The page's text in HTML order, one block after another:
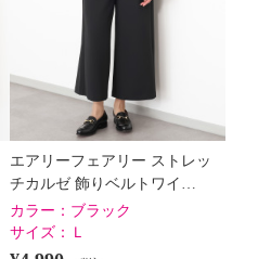
エアリーフェアリー ストレッ
チカルゼ 飾りベルトワイ…
カラー： ブラック
サイズ：
Ｌ